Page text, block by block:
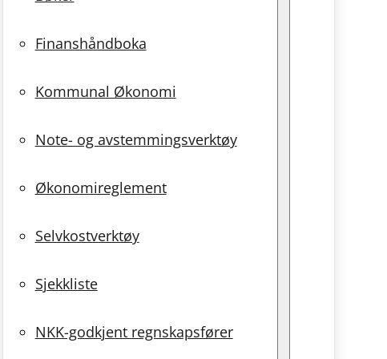
Finanshåndboka
Kommunal Økonomi
Note- og avstemmingsverktøy
Økonomireglement
Selvkostverktøy
Sjekkliste
NKK-godkjent regnskapsfører